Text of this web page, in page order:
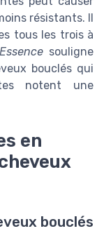
résistants. Il
tous les trois à
souligne
bouclés qui
notent une
en
bouclés